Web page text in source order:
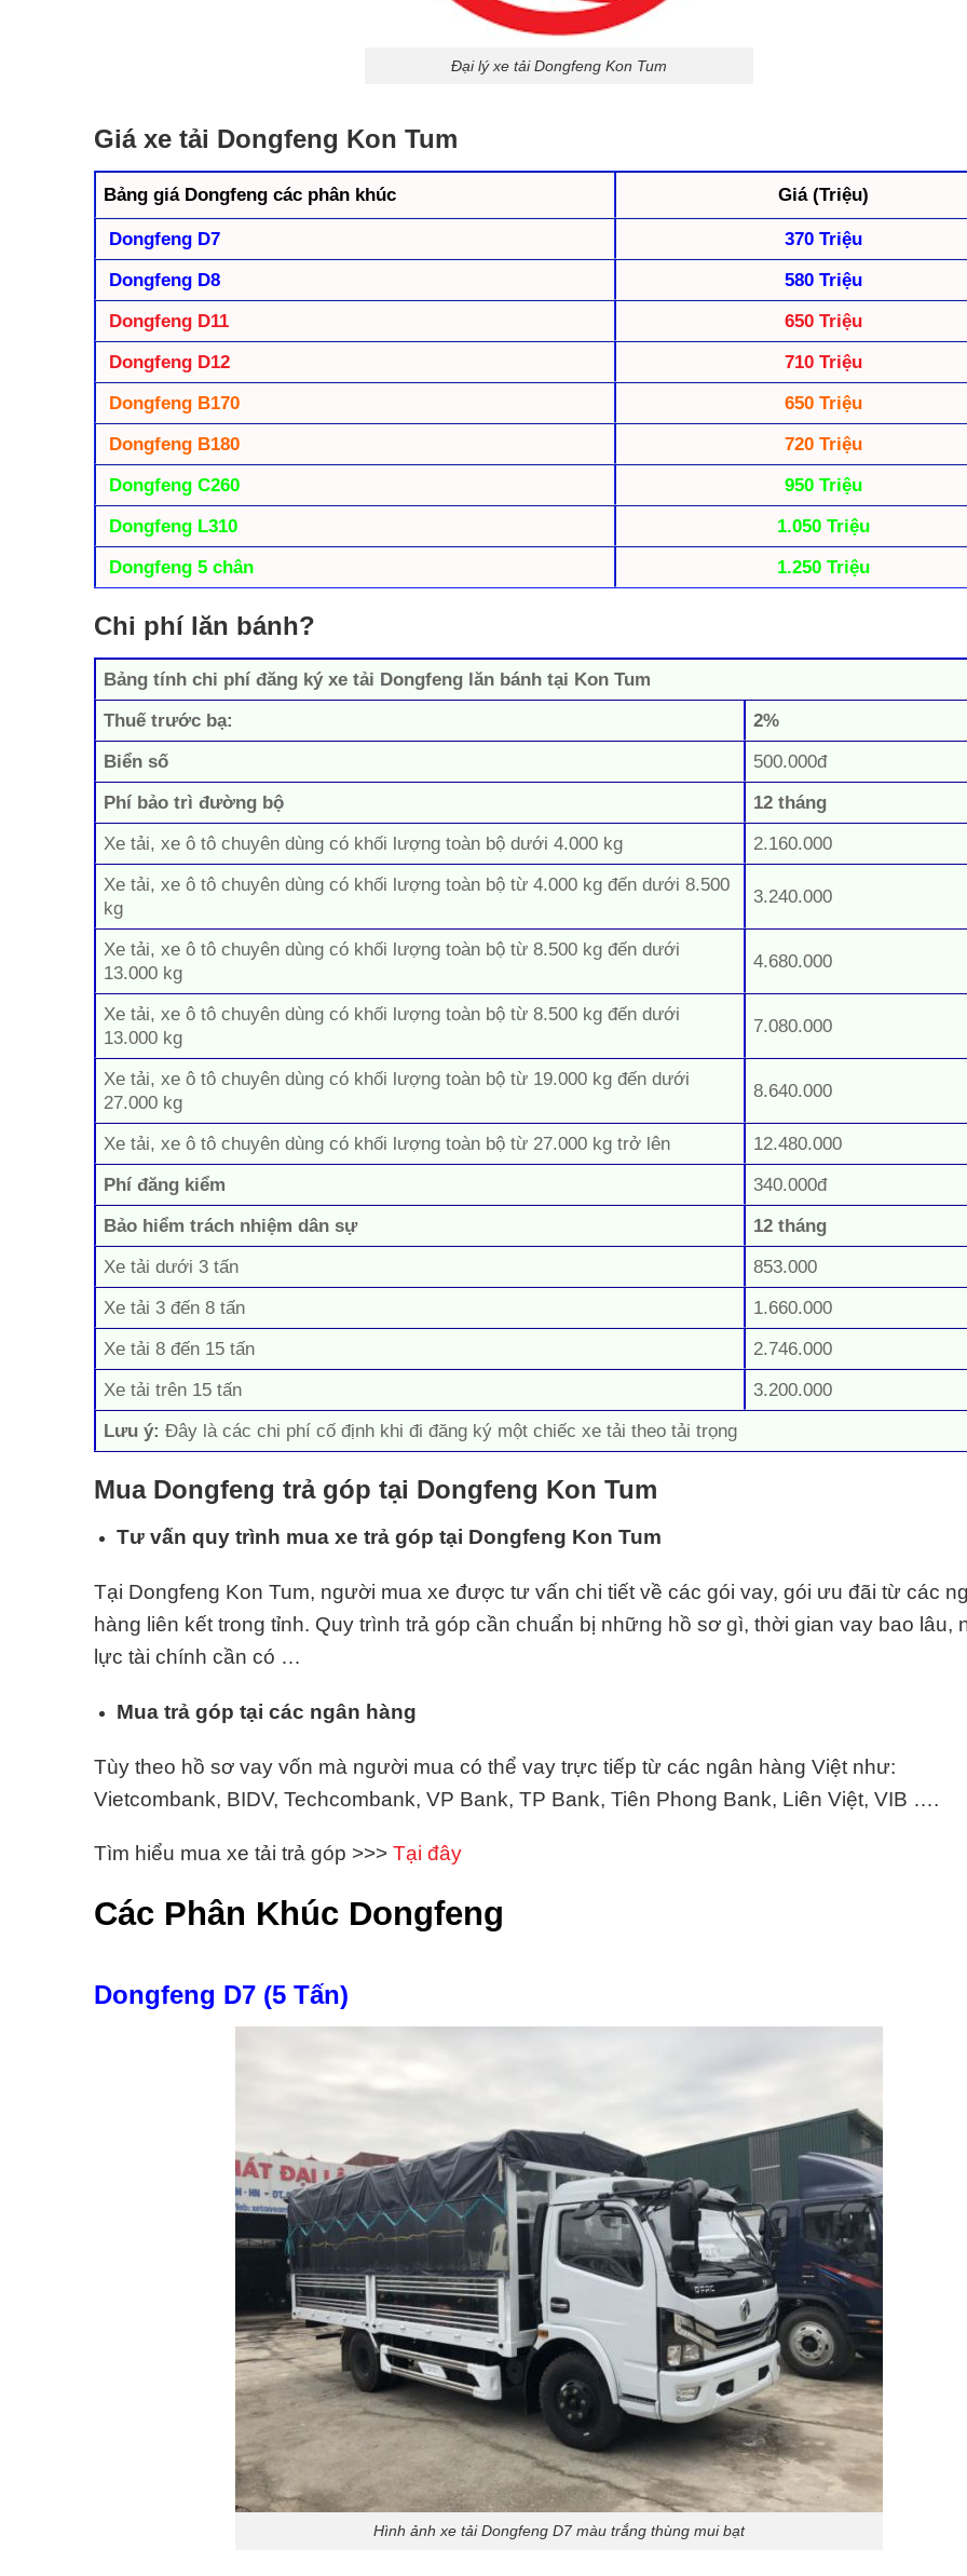
Đại lý xe tải Dongfeng Kon Tum
Giá xe tải Dongfeng Kon Tum
Bảng giá Dongfeng các phân khúc Giá (Triệu)
Dongfeng D7
370 Triệu
Dongfeng D8
580 Triệu
Dongfeng D11
650 Triệu
Dongfeng D12
710 Triệu
Dongfeng B170
650 Triệu
Dongfeng B180
720 Triệu
Dongfeng C260
950 Triệu
Dongfeng L310
1.050 Triệu
Dongfeng 5 chân
1.250 Triệu
Chi phí lăn bánh?
Bảng tính chi phí đăng ký xe tải Dongfeng lăn bánh tại Kon Tum
Thuế trước bạ:
2%
Biển số
500.000đ
Phí bảo trì đường bộ
12 tháng
Xe tải, xe ô tô chuyên dùng có khối lượng toàn bộ dưới 4.000 kg
2.160.000
Xe tải, xe ô tô chuyên dùng có khối lượng toàn bộ từ 4.000 kg đến dưới 8.500
kg
3.240.000
Xe tải, xe ô tô chuyên dùng có khối lượng toàn bộ từ 8.500 kg đến dưới
13.000 kg
4.680.000
Xe tải, xe ô tô chuyên dùng có khối lượng toàn bộ từ 8.500 kg đến dưới
13.000 kg
7.080.000
Xe tải, xe ô tô chuyên dùng có khối lượng toàn bộ từ 19.000 kg đến dưới
27.000 kg
8.640.000
Xe tải, xe ô tô chuyên dùng có khối lượng toàn bộ từ 27.000 kg trở lên
12.480.000
Phí đăng kiểm
340.000đ
Bảo hiểm trách nhiệm dân sự
12 tháng
Xe tải dưới 3 tấn
853.000
Xe tải 3 đến 8 tấn
1.660.000
Xe tải 8 đến 15 tấn
2.746.000
Xe tải trên 15 tấn
3.200.000
Lưu ý:Đây là các chi phí cố định khi đi đăng ký một chiếc xe tải theo tải trọng
Mua Dongfeng trả góp tại Dongfeng Kon Tum
Tư vấn quy trình mua xe trả góp tại Dongfeng Kon Tum
Tại Dongfeng Kon Tum, người mua xe được tư vấn chi tiết về các gói vay, gói ưu đãi từ các
hàng liên kết trong tỉnh. Quy trình trả góp cần chuẩn bị những hồ sơ gì, thời gian vay bao lâu,
lực tài chính cần có …
Mua trả góp tại các ngân hàng
Tùy theo hồ sơ vay vốn mà người mua có thể vay trực tiếp từ các ngân hàng Việt như:
Vietcombank, BIDV, Techcombank, VP Bank, TP Bank, Tiên Phong Bank, Liên Việt, VIB ….
Tìm hiểu mua xe tải trả góp >>> Tại đây
Các Phân Khúc Dongfeng
Dongfeng D7 (5 Tấn)
Hình ảnh xe tải Dongfeng D7 màu trắng thùng mui bạt